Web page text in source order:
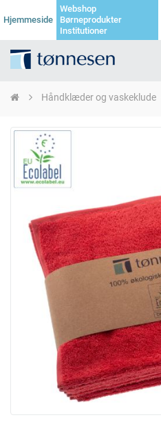
Hjemmeside
Webshop
Børneprodukter
Institutioner
Håndklæder og vaskeklude